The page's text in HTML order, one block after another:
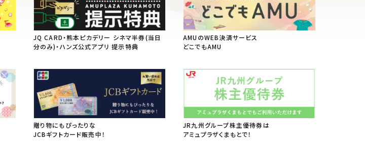
JQ CARD・熊本ピカデリー シネマ半券(当日
分のみ)・ハンズ公式アプリ 提示特典
AMUのWEB決済サービス
どこでもAMU
贈り物にもぴったりな
JCBギフトカード販売中！
JR九州グループ株主優待券は
アミュプラザくまもとで！